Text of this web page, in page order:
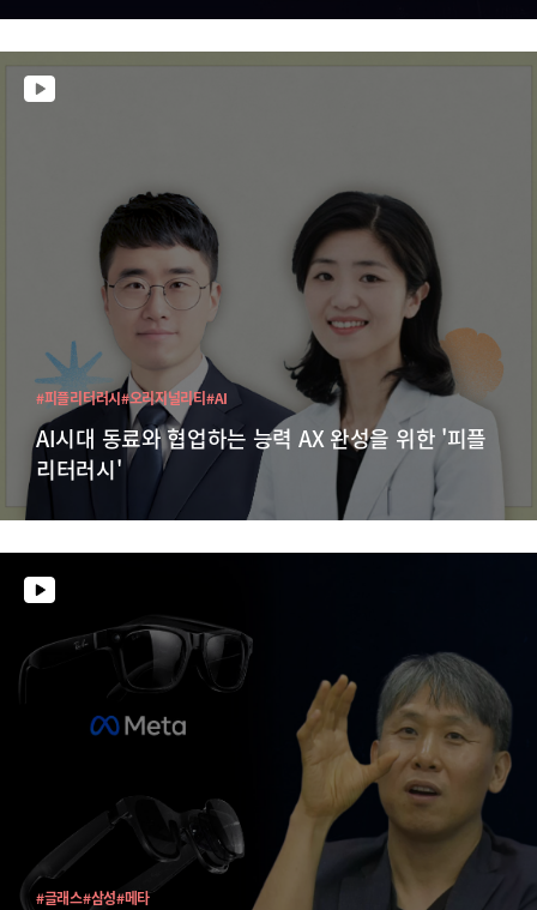
AI시대 동료와 협업하는 능력 AX 완성을 위한 '피플
리터러시'
#피플리터러시#오리지널리티#AI
#글래스#삼성#메타